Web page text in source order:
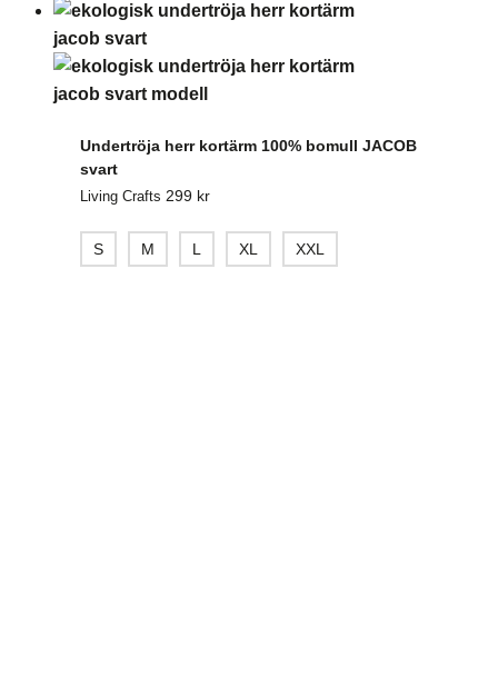
Undertröja herr kortärm 100% bomull JACOB
svart
Living Crafts 299 kr
S M L XL XXL